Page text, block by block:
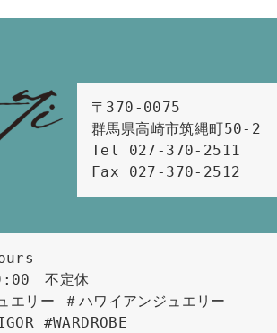
〒370-0075
群馬県高崎市筑縄町50-2
Tel 027-370-2511
Fax 027-370-2512
　不定休
エリー ＃ハワイアンジュエリー
#WARDROBE